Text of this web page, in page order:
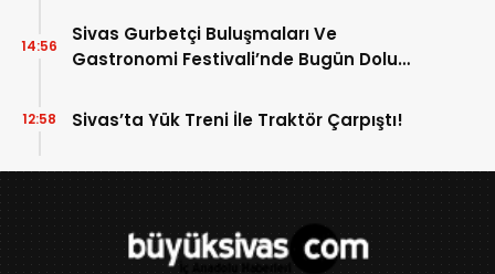
Sivas Gurbetçi Buluşmaları Ve
Gastronomi Festivali’nde Bugün Dolu
14:56
Sivas’ta Yük Treni İle Traktör Çarpıştı!
12:58